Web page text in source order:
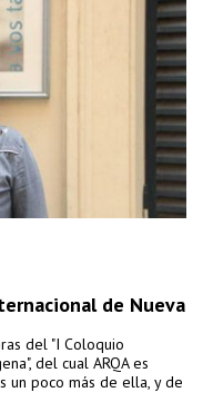
de Nueva
del "I Coloquio
del cual ARQA es
un poco más de ella, y de